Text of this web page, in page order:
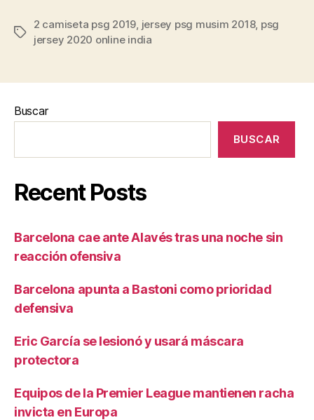
Etiquetas
2 camiseta psg 2019, jersey psg musim 2018, psg
jersey 2020 online india
Buscar
BUSCAR
Recent Posts
Barcelona cae ante Alavés tras una noche sin
reacción ofensiva
Barcelona apunta a Bastoni como prioridad
defensiva
Eric García se lesionó y usará máscara
protectora
Equipos de la Premier League mantienen racha
invicta en Europa